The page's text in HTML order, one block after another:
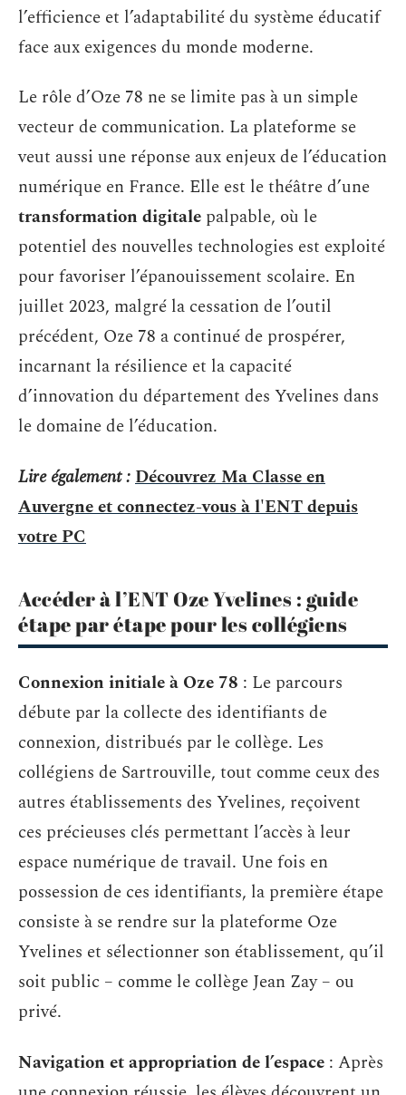
l’efficience et l’adaptabilité du système éducatif
face aux exigences du monde moderne.
Le rôle d’Oze 78 ne se limite pas à un simple
vecteur de communication. La plateforme se
veut aussi une réponse aux enjeux de l’éducation
numérique en France. Elle est le théâtre d’une
transformation digitale palpable, où le
potentiel des nouvelles technologies est exploité
pour favoriser l’épanouissement scolaire. En
juillet 2023, malgré la cessation de l’outil
précédent, Oze 78 a continué de prospérer,
incarnant la résilience et la capacité
d’innovation du département des Yvelines dans
le domaine de l’éducation.
Lire également :Découvrez Ma Classe en
Auvergne et connectez-vous à l'ENT depuis
votre PC
Accéder à l’ENT Oze Yvelines : guide
étape par étape pour les collégiens
Connexion initiale à Oze 78 : Le parcours
débute par la collecte des identifiants de
connexion, distribués par le collège. Les
collégiens de Sartrouville, tout comme ceux des
autres établissements des Yvelines, reçoivent
ces précieuses clés permettant l’accès à leur
espace numérique de travail. Une fois en
possession de ces identifiants, la première étape
consiste à se rendre sur la plateforme Oze
Yvelines et sélectionner son établissement, qu’il
soit public – comme le collège Jean Zay – ou
privé.
Navigation et appropriation de l’espace : Après